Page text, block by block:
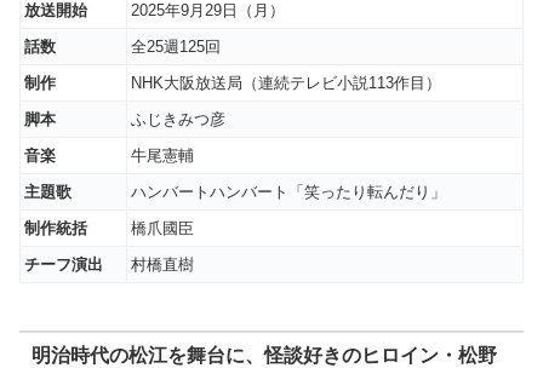
放送開始
2025年9月29日（月）
話数
全25週125回
制作
NHK大阪放送局（連続テレビ小説113作目）
脚本
ふじきみつ彦
音楽
牛尾憲輔
主題歌
ハンバートハンバート「笑ったり転んだり」
制作統括
橋爪國臣
チーフ演出
村橋直樹
明治時代の松江を舞台に、怪談好きのヒロイン・松野